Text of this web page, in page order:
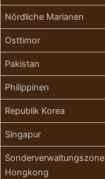
Nördliche Marianen
Osttimor
Pakistan
Philippinen
Republik Korea
Singapur
Sonderverwaltungszone
Hongkong